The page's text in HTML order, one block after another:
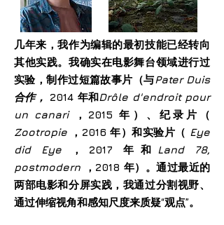
几年来，我作为编辑的最初技能已经转向
其他实践。我确实在电影舞台领域进行过
实验，制作过短篇故事片（与Pater Duis
合作，
2014 年和Drôle d'endroit pour
un canari，2015 年）、纪录片（
Zootropie ，2016 年）和实验片（ Eye
did Eye，2017 年和
Land 78,
postmodern ，2018 年）。通过最近的
两部电影和分屏实践，我通过分割视野、
通过伸缩视角和感知尺度来质疑“观点”。